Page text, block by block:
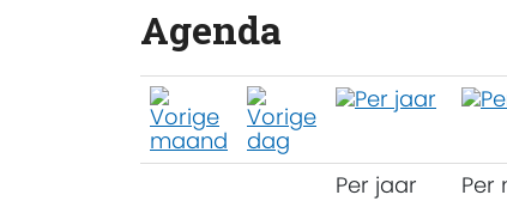
Agenda
Per jaar Per